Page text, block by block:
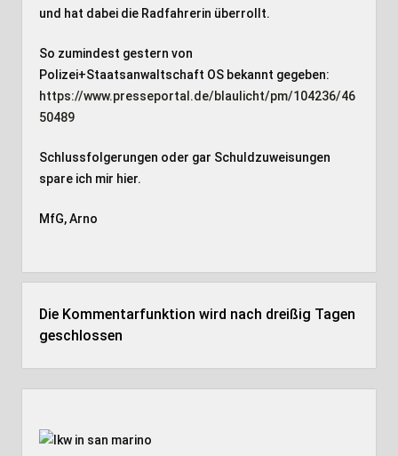
und hat dabei die Radfahrerin überrollt.
So zumindest gestern von
Polizei+Staatsanwaltschaft OS bekannt gegeben:
https://www.presseportal.de/blaulicht/pm/104236/46
50489
Schlussfolgerungen oder gar Schuldzuweisungen
spare ich mir hier.
MfG, Arno
Die Kommentarfunktion wird nach dreißig Tagen
geschlossen